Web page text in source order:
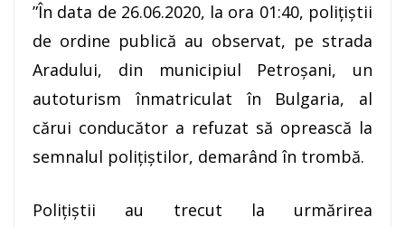
”În data de 26.06.2020, la ora 01:40, poliţiştii
de ordine publică au observat, pe strada
Aradului, din municipiul Petroşani, un
autoturism înmatriculat în Bulgaria, al
cărui conducător a refuzat să oprească la
semnalul polițiștilor, demarând în trombă.
Poliţiştii au trecut la urmărirea